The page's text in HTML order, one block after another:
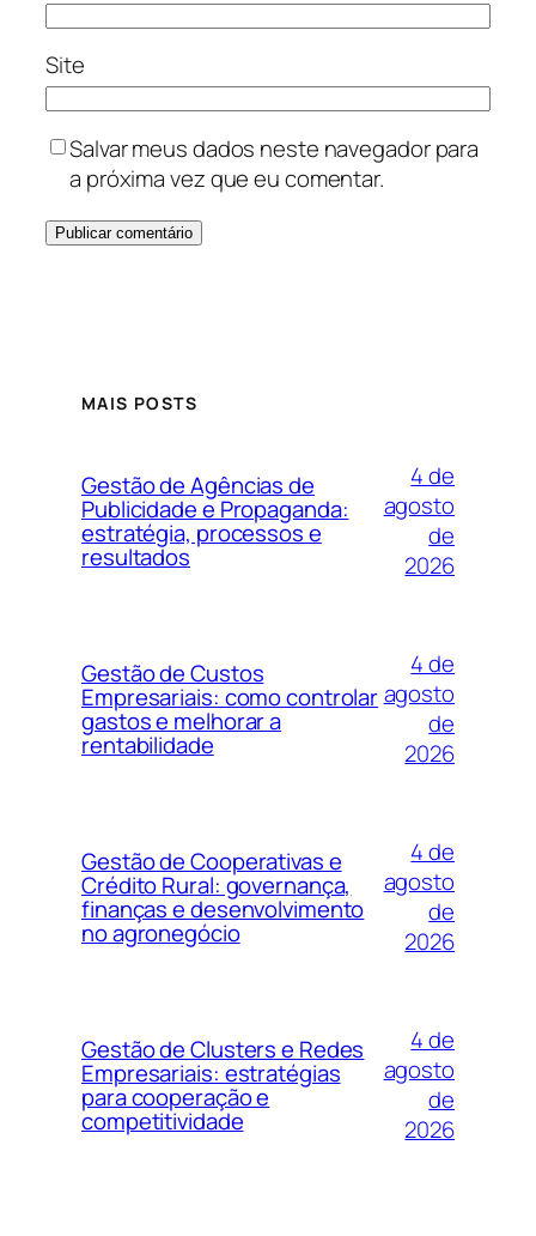
Site
Salvar meus dados neste navegador para
a próxima vez que eu comentar.
MAIS POSTS
Gestão de Agências de
Publicidade e Propaganda:
estratégia, processos e
resultados
4 de
agosto
de
2026
Gestão de Custos
Empresariais: como controlar
gastos e melhorar a
rentabilidade
4 de
agosto
de
2026
Gestão de Cooperativas e
Crédito Rural: governança,
finanças e desenvolvimento
no agronegócio
4 de
agosto
de
2026
Gestão de Clusters e Redes
Empresariais: estratégias
para cooperação e
competitividade
4 de
agosto
de
2026